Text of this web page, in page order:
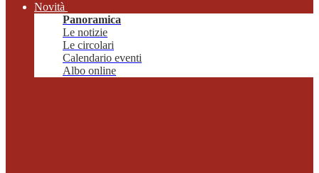
Novità
Panoramica
Le notizie
Le circolari
Calendario eventi
Albo online